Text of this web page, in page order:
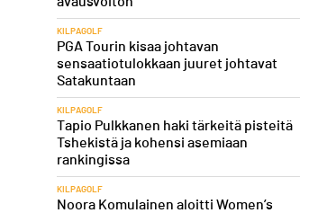
KILPAGOLF
PGA Tourin kisaa johtavan
sensaatiotulokkaan juuret johtavat
Satakuntaan
KILPAGOLF
Tapio Pulkkanen haki tärkeitä pisteitä
Tshekistä ja kohensi asemiaan
rankingissa
KILPAGOLF
Noora Komulainen aloitti Women’s